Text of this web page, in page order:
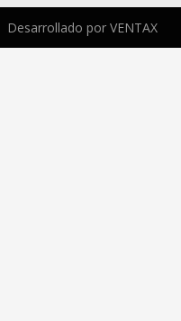
Desarrollado por VENTAX